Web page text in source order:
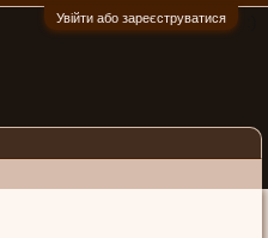
Увійти або зареєструватися